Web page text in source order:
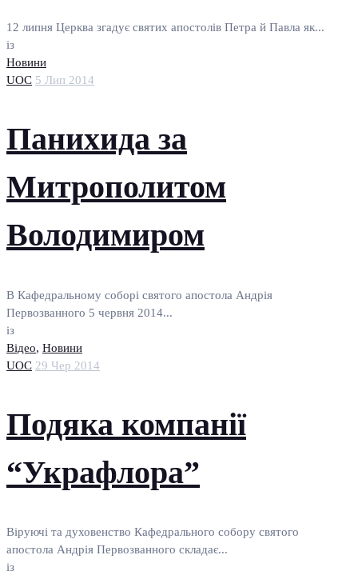
12 липня Церква згадує святих апостолів Петра й Павла як...
із
Новини
UOC 5 Лип 2014
Панихида за
Митрополитом
Володимиром
В Кафедральному соборі святого апостола Андрія
Первозванного 5 червня 2014...
із
Відео, Новини
UOC 29 Чер 2014
Подяка компанії
“Украфлора”
Віруючі та духовенство Кафедрального собору святого
апостола Андрія Первозванного складає...
із